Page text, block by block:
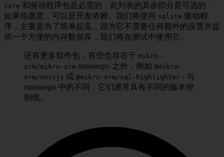
core 和驱动程序包是必需的，此列表的其余部分是可选的，
如果你愿意，可以是开发依赖。我们将使用 sqlite 驱动程
序，主要是为了简单起见，因为它不需要任何额外的设置并提
供一个方便的内存数据库，我们将在测试中使用它。
还有更多软件包，有些也存在于 mikro-
orm/mikro-orm monorepo 之外，例如 @mikro-
orm/nestjs 或 @mikro-orm/sql-highlighter - 与
monorepo 中的不同，它们通常具有不同的版本控
制线。